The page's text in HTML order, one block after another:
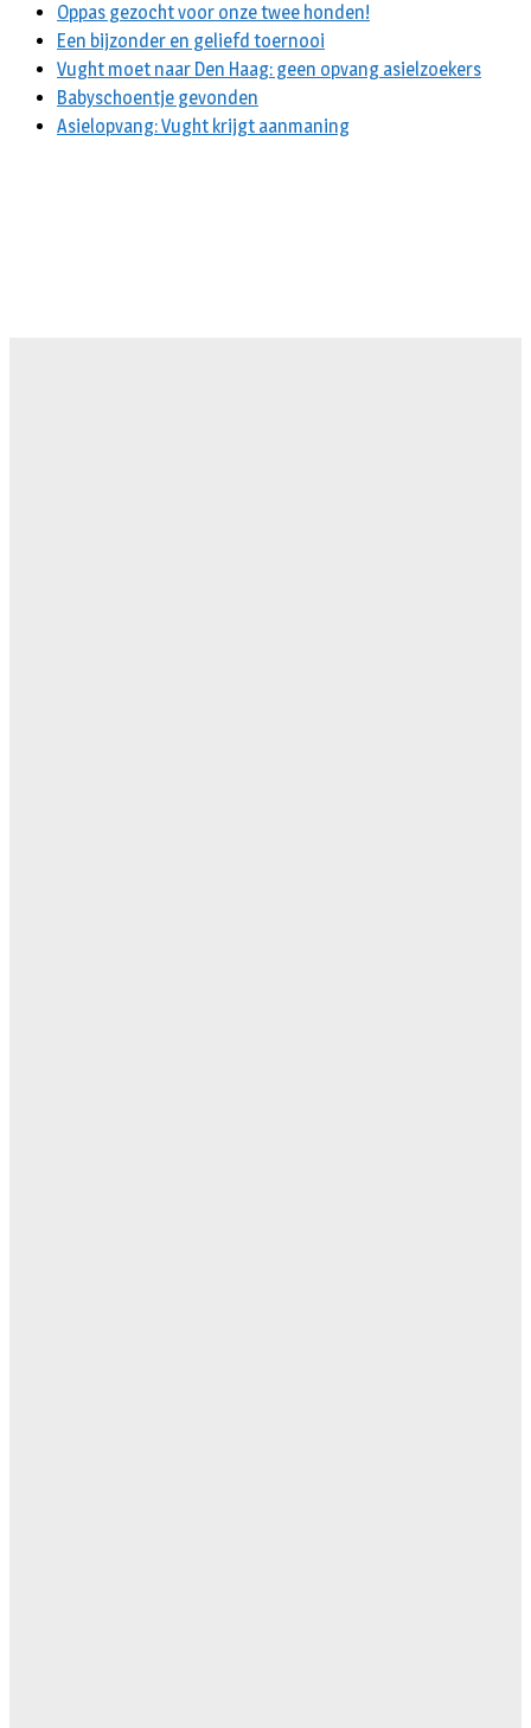
Oppas gezocht voor onze twee honden!
Een bijzonder en geliefd toernooi
Vught moet naar Den Haag: geen opvang asielzoekers
Babyschoentje gevonden
Asielopvang: Vught krijgt aanmaning